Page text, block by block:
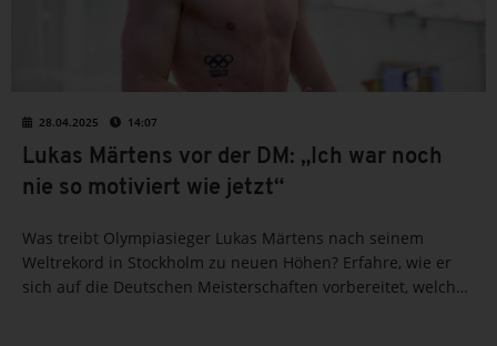
28.04.2025 14:07
Lukas Märtens vor der DM: „Ich war noch
nie so motiviert wie jetzt“
Was treibt Olympiasieger Lukas Märtens nach seinem
Weltrekord in Stockholm zu neuen Höhen? Erfahre, wie er
sich auf die Deutschen Meisterschaften vorbereitet, welche